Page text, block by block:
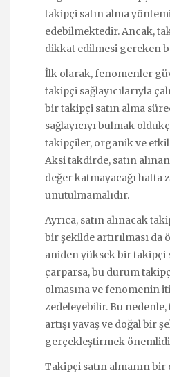
takipçi satın alma
edebilmektedir. Ancak,
dikkat edilmesi gereken
İlk olarak, fenomenler
takipçi sağlayıcılarıyla
bir takipçi satın alma
sağlayıcıyı bulmak
takipçiler, organik ve
Aksi takdirde, satın
değer katmayacağı hatta
unutulmamalıdır.
Ayrıca, satın alınacak
bir şekilde artırılması da
aniden yüksek bir takipçi
çarparsa, bu durum
olmasına ve fenomenin
zedeleyebilir. Bu nedenle,
artışı yavaş ve doğal bir
gerçekleştirmek
Takipçi satın almanın bir